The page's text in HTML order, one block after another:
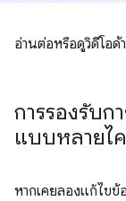
อ่านต่อหรือดูวิดีโอด้
การรองรับก
แบบหลายไ
หากเคยลองแก้ไข